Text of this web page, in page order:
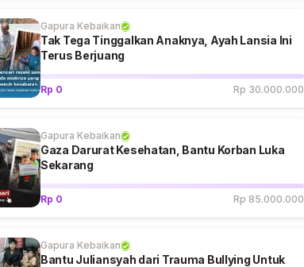
Gapura Kebaikan
Tak Tega Tinggalkan Anaknya, Ayah Lansia Ini
Terus Berjuang
Rp 0 Rp 30.000.000
Gapura Kebaikan
Gaza Darurat Kesehatan, Bantu Korban Luka
Sekarang
Rp 0 Rp 85.000.000
Gapura Kebaikan
Bantu Juliansyah dari Trauma Bullying Untuk